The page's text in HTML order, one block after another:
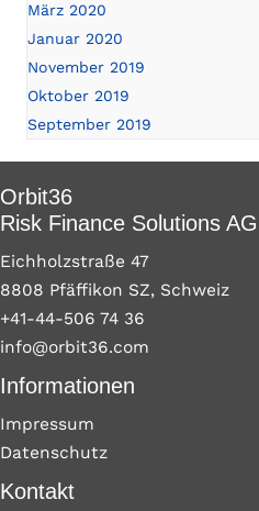
März 2020
Januar 2020
November 2019
Oktober 2019
September 2019
Orbit36
Risk Finance Solutions AG
Eichholzstraße 47
8808 Pfäffikon SZ, Schweiz
+41-44-506 74 36
info@orbit36.com
Informationen
Impressum
Datenschutz
Kontakt